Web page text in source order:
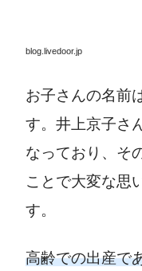
blog.livedoor.jp
お子さんの名前
す。井上京子さ
なっており、そ
ことで大変な思
す。
高齢での出産で